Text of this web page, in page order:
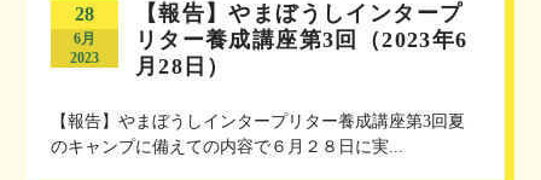
28
6月
2023
【報告】やまぼうしインタープ
リター養成講座第3回（2023年6
月28日）
【報告】やまぼうしインタープリター養成講座第3回夏
のキャンプに備えての内容で６月２８日に実...